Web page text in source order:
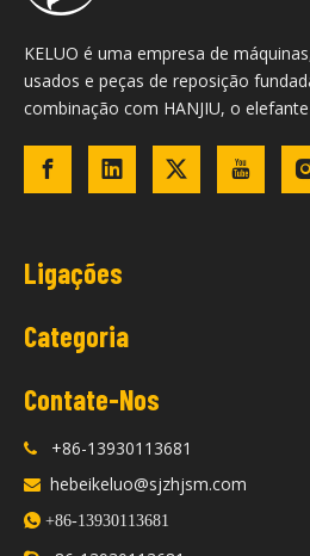
KELUO é uma empresa de
usados ​​e peças de reposição
combinação com HANJIU, o
Ligações
Categoria
Contate-Nos
 +86-13930113681
 hebeikeluo@sjzhjsm.com
 +86-13930113681